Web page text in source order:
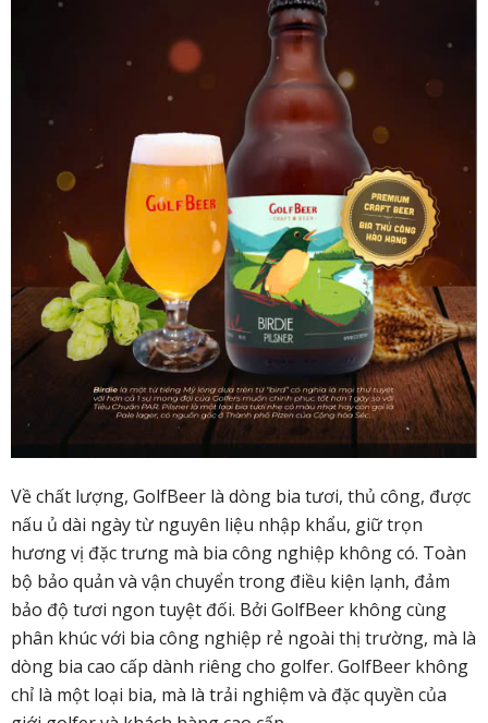
Về chất lượng, GolfBeer là dòng bia tươi, thủ công, được
nấu ủ dài ngày từ nguyên liệu nhập khẩu, giữ trọn
hương vị đặc trưng mà bia công nghiệp không có. Toàn
bộ bảo quản và vận chuyển trong điều kiện lạnh, đảm
bảo độ tươi ngon tuyệt đối. Bởi GolfBeer không cùng
phân khúc với bia công nghiệp rẻ ngoài thị trường, mà là
dòng bia cao cấp dành riêng cho golfer. GolfBeer không
chỉ là một loại bia, mà là trải nghiệm và đặc quyền của